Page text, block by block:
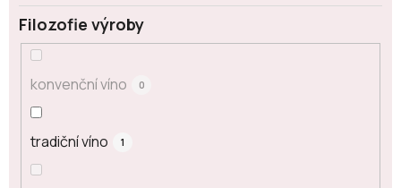
Filozofie výroby
konvenční víno 0
tradiční víno 1